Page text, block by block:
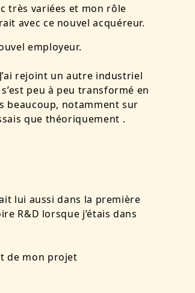
très variées et mon rôle
avec ce nouvel acquéreur.
employeur.
rejoint un autre industriel
peu à peu transformé en
beaucoup, notamment sur
que théoriquement .
lui aussi dans la première
R&D lorsque j’étais dans
de mon projet